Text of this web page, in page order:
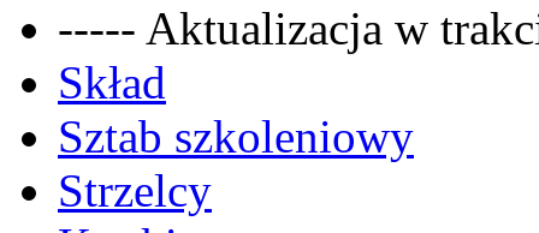
----- Aktualizacja w
Skład
Sztab szkoleniowy
Strzelcy